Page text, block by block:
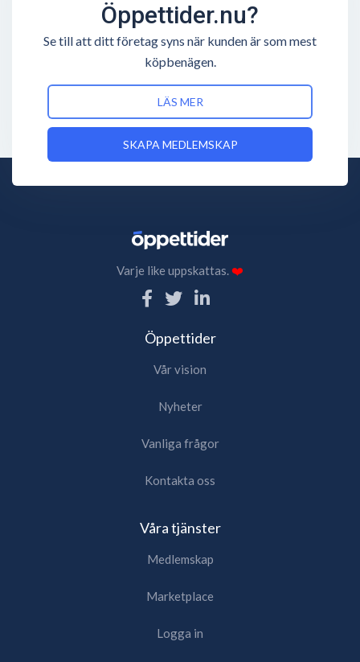
Öppettider.nu?
Se till att ditt företag syns när kunden är som mest
köpbenägen.
LÄS MER
SKAPA MEDLEMSKAP
Varje like uppskattas.❤️
Öppettider
Vår vision
Nyheter
Vanliga frågor
Kontakta oss
Våra tjänster
Medlemskap
Marketplace
Logga in